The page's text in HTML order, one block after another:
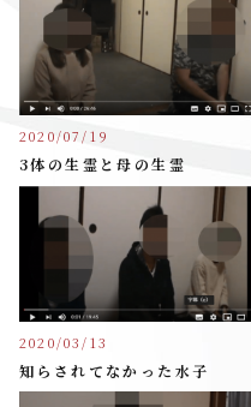
2020/07/19
3体の生霊と母の生霊
2020/03/13
知らされてなかった水子